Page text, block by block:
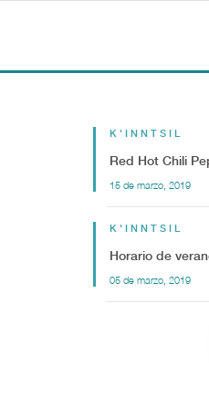
K'INNTSIL
Red Hot Chili
15 de marzo, 2019
K'INNTSIL
Horario de
05 de marzo, 2019